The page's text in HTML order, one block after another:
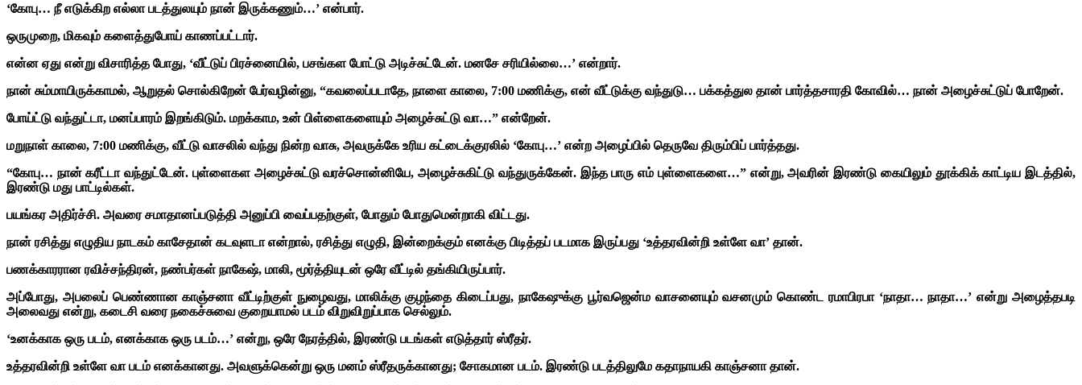
‘கோபு… நீ எடுக்கிற எல்லா படத்துலயும் நான் இருக்கணும்…’ என்பார்.
ஒருமுறை, மிகவும் களைத்துபோய் காணப்பட்டார்.
என்ன ஏது என்று விசாரித்த போது, ‘வீட்டுப் பிரச்னையில், பசங்கள போட்டு அடிச்சுட்டேன். மனசே சரியில்லை…’ என்றார்.
நான் சும்மாயிருக்காமல், ஆறுதல் சொல்கிறேன் பேர்வழின்னு, “கவலைப்படாதே, நாளை காலை, 7:00 மணிக்கு, என் வீட்டுக்கு வந்துடு… பக்கத்துல தான் பார்த்தசாரதி கோவில்… நான் அழைச்சுட்டுப் போறேன்.
போய்ட்டு வந்துட்டா, மனப்பாரம் இறங்கிடும். மறக்காம, உன் பிள்ளைகளையும் அழைச்சுட்டு வா…” என்றேன்.
மறுநாள் காலை, 7:00 மணிக்கு, வீட்டு வாசலில் வந்து நின்ற வாசு, அவருக்கே உரிய கட்டைக்குரலில் ‘கோபு…’ என்ற அழைப்பில் தெருவே திரும்பிப் பார்த்தது.
“கோபு… நான் கரீட்டா வந்துட்டேன். புள்ளைகள அழைச்சுட்டு வரச்சொன்னியே, அழைச்சுகிட்டு வந்துருக்கேன். இந்த பாரு எம் புள்ளைகளை…” என்று, அவரின் இரண்டு கையிலும் தூக்கிக் காட்டிய இடத்தில்,
இரண்டு மது பாட்டில்கள்.
பயங்கர அதிர்ச்சி. அவரை சமாதானப்படுத்தி அனுப்பி வைப்பதற்குள், போதும் போதுமென்றாகி விட்டது.
நான் ரசித்து எழுதிய நாடகம் காசேதான் கடவுளடா என்றால், ரசித்து எழுதி, இன்றைக்கும் எனக்கு பிடித்தப் படமாக இருப்பது ‘உத்தரவின்றி உள்ளே வா’ தான்.
பணக்காரரான ரவிச்சந்திரன், நண்பர்கள் நாகேஷ், மாலி, மூர்த்தியுடன் ஒரே வீட்டில் தங்கியிருப்பார்.
அப்போது, அபலைப் பெண்ணான காஞ்சனா வீட்டிற்குள் நுழைவது, மாலிக்கு குழந்தை கிடைப்பது, நாகேஷுக்கு பூர்வஜென்ம வாசனையும் வசனமும் கொண்ட ரமாபிரபா ‘நாதா… நாதா…’ என்று அழைத்தபடி
அலைவது என்று, கடைசி வரை நகைச்சுவை குறையாமல் படம் விறுவிறுப்பாக செல்லும்.
‘உனக்காக ஒரு படம், எனக்காக ஒரு படம்…’ என்று, ஒரே நேரத்தில், இரண்டு படங்கள் எடுத்தார் ஸ்ரீதர்.
உத்தரவின்றி உள்ளே வா படம் எனக்கானது. அவளுக்கென்று ஒரு மனம் ஸ்ரீதருக்கானது; சோகமான படம். இரண்டு படத்திலுமே கதாநாயகி காஞ்சனா தான்.